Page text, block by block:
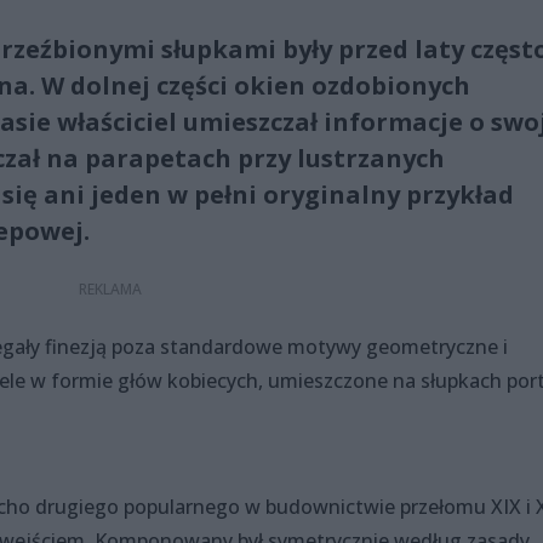
słupkami były przed laty
W dolnej części okien ozdobionych
właściciel umieszczał informacje o
na parapetach przy lustrzanych
ani jeden w pełni oryginalny przykład
finezją poza standardowe motywy geometryczne i
w formie głów kobiecych, umieszczone na słupkach
drugiego popularnego w budownictwie przełomu XIX i